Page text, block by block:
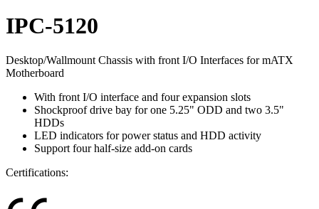
IPC-5120
Desktop/Wallmount Chassis with front I/O Interfaces for mATX
Motherboard
With front I/O interface and four expansion slots
Shockproof drive bay for one 5.25" ODD and two 3.5"
HDDs
LED indicators for power status and HDD activity
Support four half-size add-on cards
Certifications: